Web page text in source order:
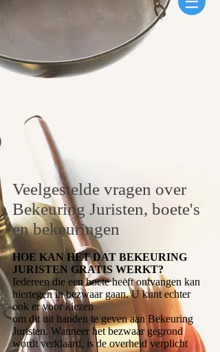
Veelgestelde vragen over
Bekeuring Juristen, boete's
en bekeuringen
HOE KAN HET DAT BEKEURING
JURISTEN GRATIS WERKT?
Iedereen die een boete heeft ontvangen kan
hiertegen in bezwaar gaan. U kunt echter
ook er voor kiezen
om dit uit handen te geven aan Bekeuring
Juristen. Wanneer het bezwaar gegrond
wordt verklaard, is de overheid verplicht